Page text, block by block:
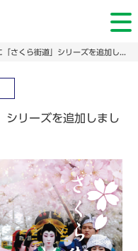
くら街道」シリーズを追加しました。
シリーズを追加しまし